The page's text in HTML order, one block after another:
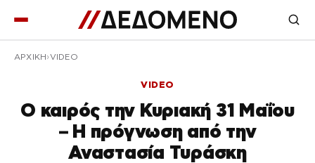
ΑΡΧΙΚΉ VIDEO
VIDEO
Ο καιρός την Κυριακή 31 Μαΐου
– Η πρόγνωση από την
Αναστασία Τυράσκη